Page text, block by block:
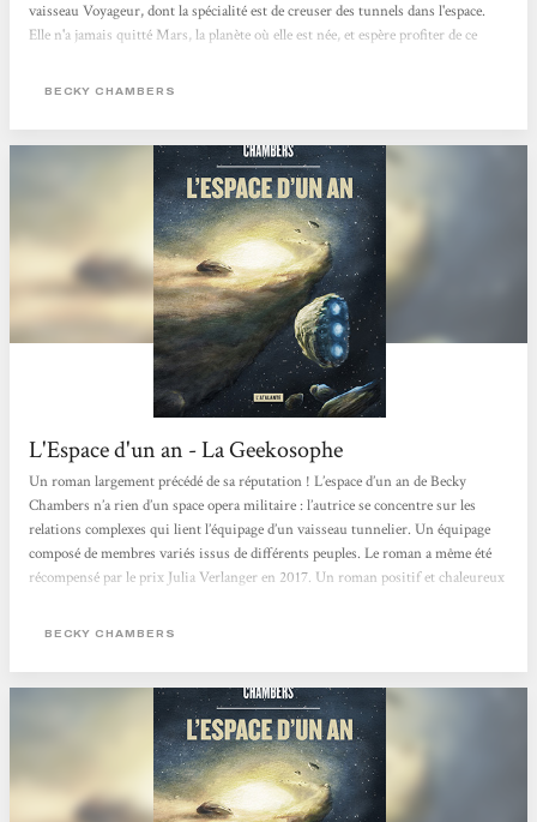
vaisseau Voyageur, dont la spécialité est de creuser des tunnels dans l'espace.
Elle n'a jamais quitté Mars, la planète où elle est née, et espère profiter de ce
elle va faire la rencontre d'extra-terrestres et d'humain·es très différent·es
BECKY CHAMBERS
L'Espace d'un an - La Geekosophe
Un roman largement précédé de sa réputation ! L’espace d’un an de Becky
Chambers n’a rien d’un space opera militaire : l’autrice se concentre sur les
relations complexes qui lient l’équipage d’un vaisseau tunnelier. Un équipage
composé de membres variés issus de différents peuples. Le roman a même été
récompensé par le prix Julia Verlanger en 2017. Un roman positif et chaleureux
grands événements : aucune galaxie n’est à...
BECKY CHAMBERS